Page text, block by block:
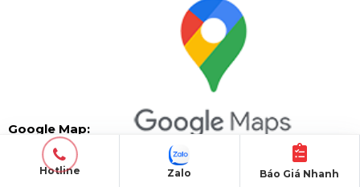
Google Map:
Hotline Báo Giá Nhanh
Zalo